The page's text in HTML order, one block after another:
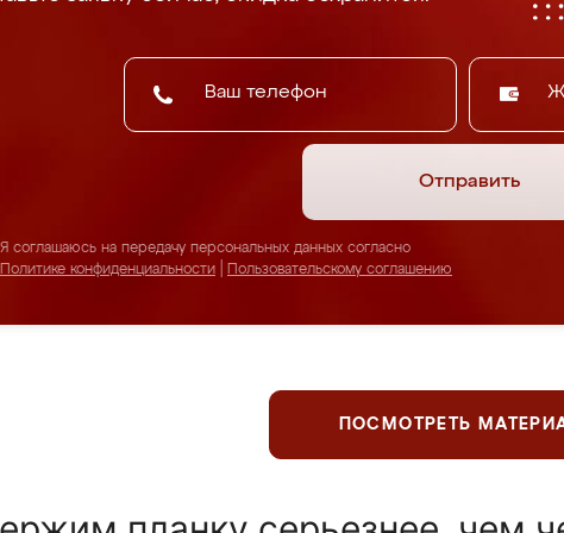
Отправить
Я соглашаюсь на передачу персональных данных согласно
Политике конфиденциальности
Пользовательскому соглашению
ПОСМОТРЕТЬ